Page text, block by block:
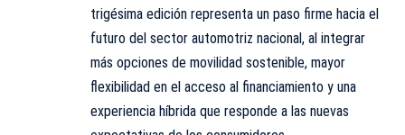
trigésima edición representa un paso firme hacia el
futuro del sector automotriz nacional, al integrar
más opciones de movilidad sostenible, mayor
flexibilidad en el acceso al financiamiento y una
experiencia híbrida que responde a las nuevas